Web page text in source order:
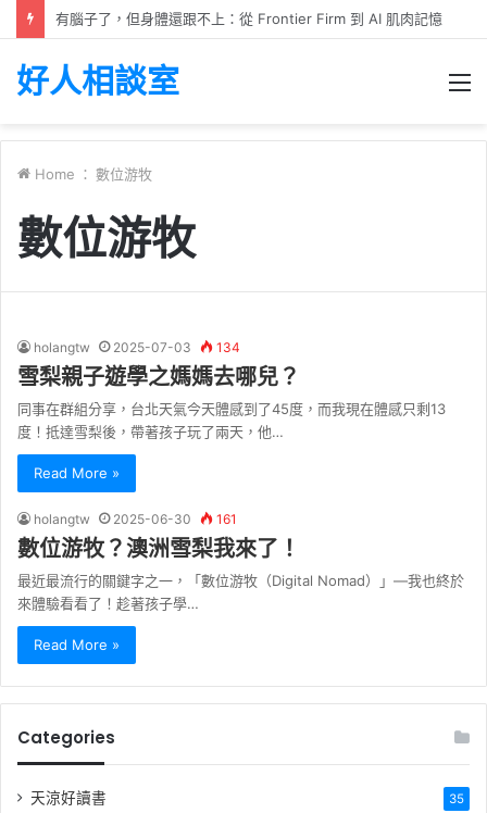
有腦子了，但身體還跟不上：從 Frontier Firm 到 AI 肌肉記憶
好人相談室
Home ： 數位游牧
數位游牧
holangtw 2025-07-03 134
雪梨親子遊學之媽媽去哪兒？
同事在群組分享，台北天氣今天體感到了45度，而我現在體感只剩13
度！抵達雪梨後，帶著孩子玩了兩天，他…
Read More »
holangtw 2025-06-30 161
數位游牧？澳洲雪梨我來了！
最近最流行的關鍵字之一，「數位游牧（Digital Nomad）」—我也終於
來體驗看看了！趁著孩子學…
Read More »
Categories
天涼好讀書 35